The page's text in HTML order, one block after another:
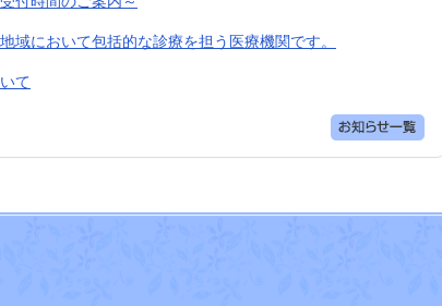
域において包括的な診療を担う医療機関です。
て